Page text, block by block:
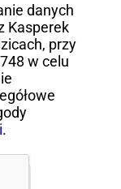
danych
Kasperek
przy
w celu
.